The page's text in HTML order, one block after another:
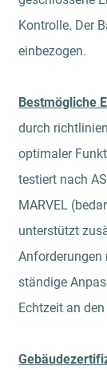
Kontrolle. Der
einbezogen.
Bestmögliche
durch
optimaler
testiert nach
MARVEL
unterstützt
Anforderungen
ständige
Echtzeit an